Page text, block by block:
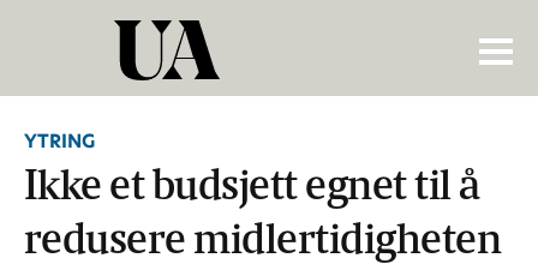
YTRING
Ikke et budsjett egnet til å
redusere midlertidigheten